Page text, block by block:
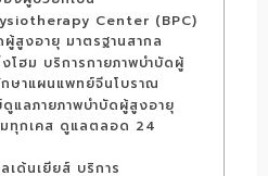
Center (BPC)
สูงอายุ มาตรฐานสากล
โฮม บริการกายภาพบำบัดผู้
ษาแผนแพทย์จีนโบราณ
แลภายภาพบำบัดผู้สูงอายุ
ทุกเคส ดูแลตลอด 24
เด้นเยียส์ บริการ